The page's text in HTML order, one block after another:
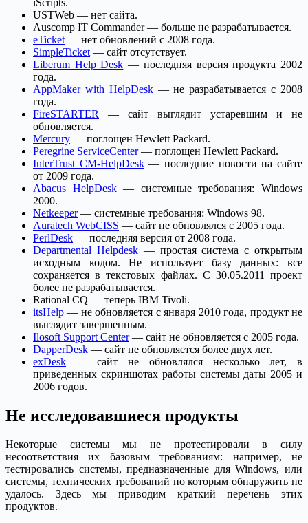
USTWeb — нет сайта.
Auscomp IT Commander — больше не разрабатывается.
eTicket — нет обновлений с 2008 года.
SimpleTicket — сайт отсутствует.
Liberum Help Desk — последняя версия продукта 2002
года.
AppMaker with HelpDesk— не разрабатывается с 2008
года.
FireSTARTER
— сайт выглядит устаревшим и не
обновляется.
Mercury — поглощен Hewlett Packard.
Peregrine ServiceCenter— поглощен Hewlett Packard.
InterTrust CM-HelpDesk— последние новости на сайте
от 2009 года.
Abacus HelpDesk— системные требования: Windows
2000.
Netkeeper— системные требования: Windows 98.
Auratech WebCISS — сайт не обновлялся с 2005 года.
PerlDesk — последняя версия от 2008 года.
Departmental Helpdesk— простая система с открытым
исходным кодом. Не использует базу данных: все
сохраняется в текстовых файлах. С 30.05.2011 проект
более не разрабатывается.
Rational CQ — теперь IBM Tivoli.
itsHelp — не обновляется с января 2010 года, продукт не
выглядит завершенным.
Ilosoft Support Center— сайт не обновляется с 2005 года.
DapperDesk — сайт не обновляется более двух лет.
exDesk — сайт не обновлялся несколько лет, в
приведенных скриншотах работы системы даты 2005 и
2006 годов.
Не исследовавшиеся продукты
Некоторые системы мы не протестировали в силу
несоответствия их базовым требованиям: например, не
тестировались системы, предназначенные для Windows, или
системы, технических требований по которым обнаружить не
удалось. Здесь мы приводим краткий перечень этих
продуктов.